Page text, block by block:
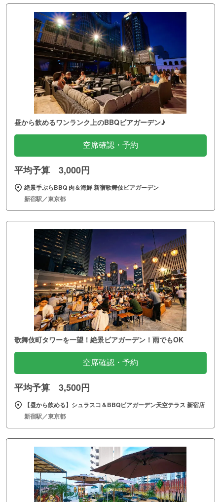
昼から飲めるワンランク上のBBQビアガーデン♪
空席確認・予約
平均予算 3,000円
絶景手ぶらBBQ 肉＆海鮮 新宿歌舞伎ビアガーデン
新宿駅／東京都
歌舞伎町タワーを一望！絶景ビアガーデン！雨でもOK
空席確認・予約
平均予算 3,500円
【昼から飲める】シュラスコ＆BBQビアガーデン天空テラス 新宿店
新宿駅／東京都